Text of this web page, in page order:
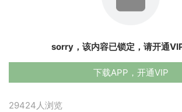
sorry，该内容已锁定，请开通
下载APP，开通VIP
29424人浏览